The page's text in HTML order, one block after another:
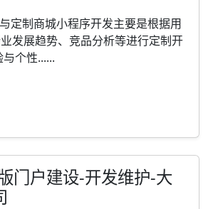
定制商城小程序开发主要是根据用
发展趋势、竞品分析等进行定制开
个性......
门户建设-开发维护-大